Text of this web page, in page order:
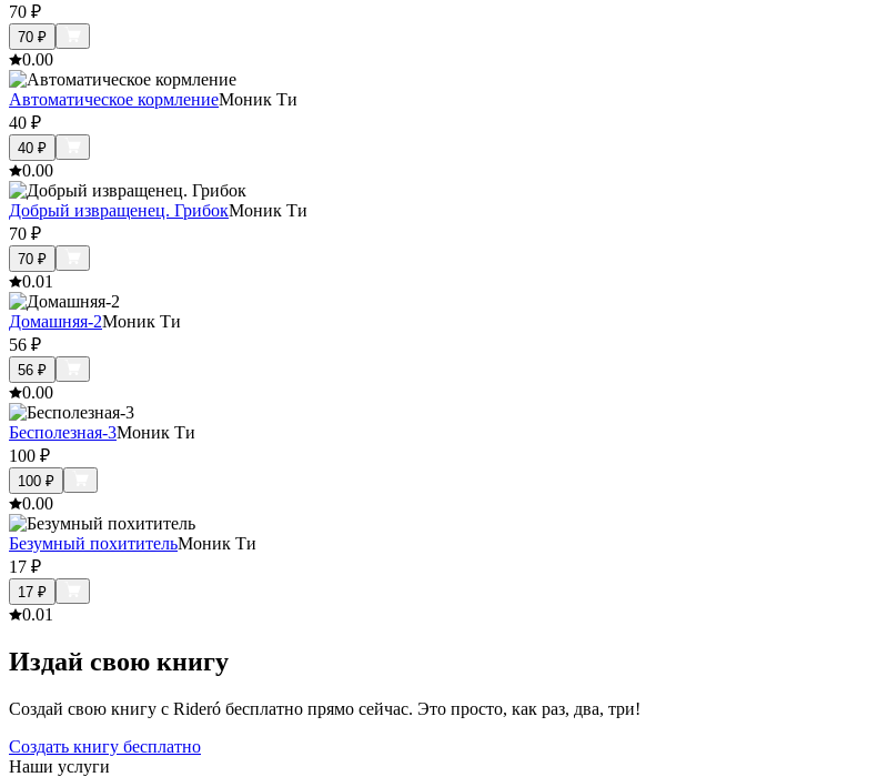
70 ₽
70 ₽
0.00
Автоматическое кормлениеМоник Ти
40 ₽
40 ₽
0.00
Добрый извращенец. ГрибокМоник Ти
70 ₽
70 ₽
0.01
Домашняя-2Моник Ти
56 ₽
56 ₽
0.00
Бесполезная-3Моник Ти
100 ₽
100 ₽
0.00
Безумный похитительМоник Ти
17 ₽
17 ₽
0.01
Издай свою книгу
Создай свою книгу с Rideró бесплатно прямо сейчас. Это просто, как раз, два, три!
Создать книгу бесплатно
Наши услуги